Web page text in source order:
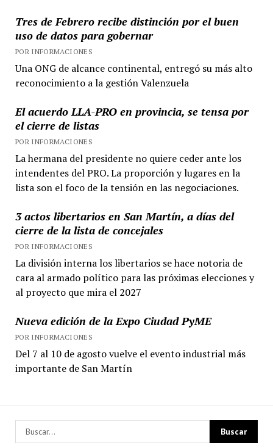
Tres de Febrero recibe distinción por el buen
uso de datos para gobernar
POR INFORMACIONES
Una ONG de alcance continental, entregó su más alto
reconocimiento a la gestión Valenzuela
El acuerdo LLA-PRO en provincia, se tensa por
el cierre de listas
POR INFORMACIONES
La hermana del presidente no quiere ceder ante los
intendentes del PRO. La proporción y lugares en la
lista son el foco de la tensión en las negociaciones.
3 actos libertarios en San Martín, a días del
cierre de la lista de concejales
POR INFORMACIONES
La división interna los libertarios se hace notoria de
cara al armado político para las próximas elecciones y
al proyecto que mira el 2027
Nueva edición de la Expo Ciudad PyME
POR INFORMACIONES
Del 7 al 10 de agosto vuelve el evento industrial más
importante de San Martín